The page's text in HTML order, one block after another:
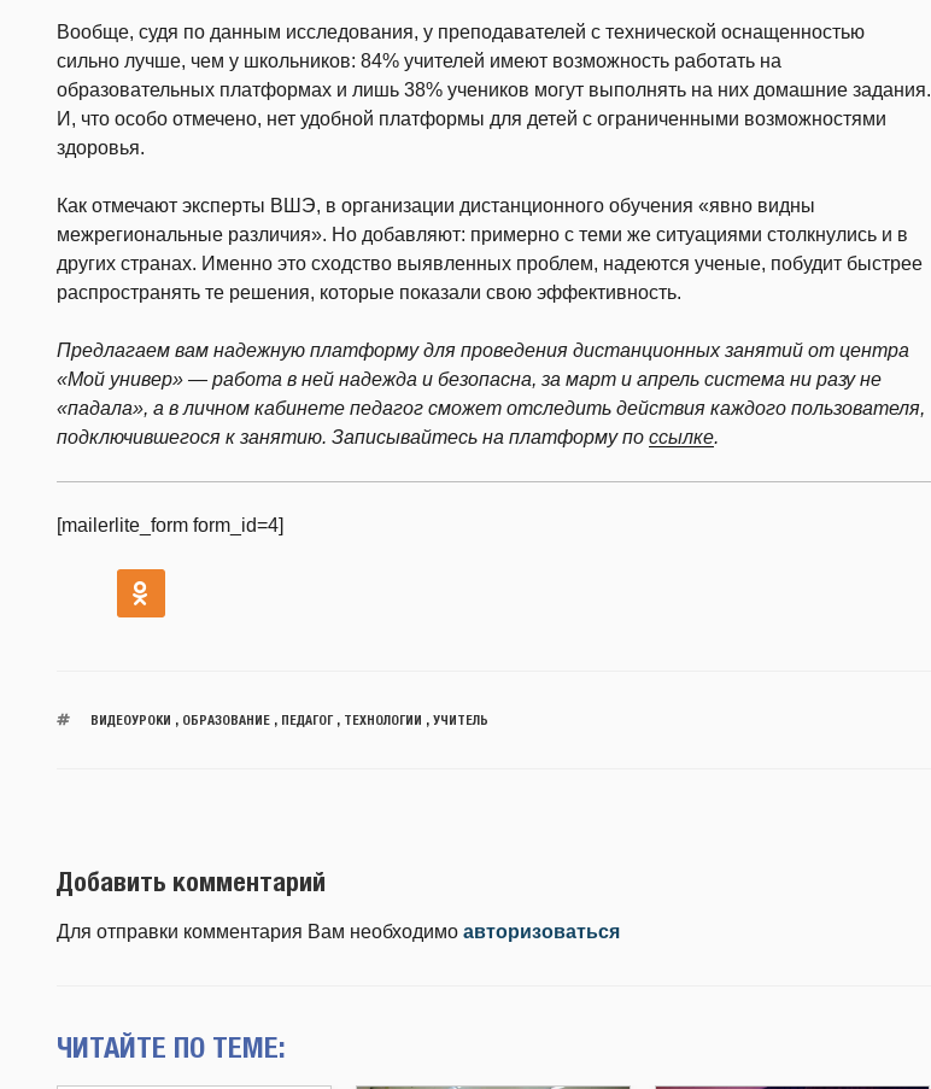
Вообще, судя по данным исследования, у преподавателей с технической оснащенностью
сильно лучше, чем у школьников: 84% учителей имеют возможность работать на
образовательных платформах и лишь 38% учеников могут выполнять на них домашние задания.
И, что особо отмечено, нет удобной платформы для детей с ограниченными возможностями
здоровья.
Как отмечают эксперты ВШЭ, в организации дистанционного обучения «явно видны
межрегиональные различия». Но добавляют: примерно с теми же ситуациями столкнулись и в
других странах. Именно это сходство выявленных проблем, надеются ученые, побудит быстрее
распространять те решения, которые показали свою эффективность.
Предлагаем вам надежную платформу для проведения дистанционных занятий от центра
«Мой универ» — работа в ней надежда и безопасна, за март и апрель система ни разу не
«падала», а в личном кабинете педагог сможет отследить действия каждого пользователя,
подключившегося к занятию. Записывайтесь на платформу по ссылке.
[mailerlite_form form_id=4]
ВИДЕОУРОКИ , ОБРАЗОВАНИЕ, ПЕДАГОГ, ТЕХНОЛОГИИ , УЧИТЕЛЬ
Добавить комментарий
Для отправки комментария Вам необходимо авторизоваться
ЧИТАЙТЕ ПО ТЕМЕ: